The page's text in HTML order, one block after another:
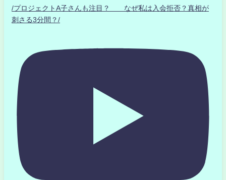
/プロジェクトA子さんも注目？ なぜ私は入会拒否？真相が
刺さる3分間？/